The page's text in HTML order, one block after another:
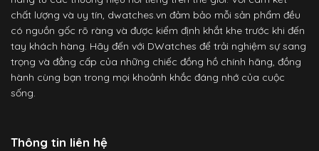
chất lượng và uy tín, dwatches.vn đảm bảo mỗi sản phẩm đều
có nguồn gốc rõ ràng và được kiểm định khắt khe trước khi đến
tay khách hàng. Hãy đến với DWatches để trải nghiệm sự sang
trọng và đẳng cấp của những chiếc đồng hồ chính hãng, đồng
hành cùng bạn trong mọi khoảnh khắc đáng nhớ của cuộc
sống.
Thông tin liên hệ